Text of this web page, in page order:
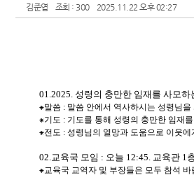
김준엽 조회 : 300 2025.11.22 오후 02:27
01.2025. 성령의 충만한 임재를 사모하
⁕말씀 : 말씀 안에서 역사하시는 성령님을
⁕기도 : 기도를 통해 성령의 충만한 임재
⁕전도 :성령님의 열망과 도움으로 이웃
02.교육국 모임 : 오늘 12:45. 교육관 1
⁕교육국 교역자 및 부장들은 모두 참석 바